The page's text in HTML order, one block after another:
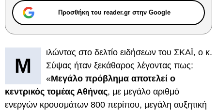
Προσθήκη του reader.gr στην Google
Μ
ιλώντας στο δελτίο ειδήσεων του ΣΚΑΪ, ο κ.
Σύψας ήταν ξεκάθαρος λέγοντας πως:
«Μεγάλο πρόβλημα αποτελεί ο
κεντρικός τομέας Αθήνας, με μεγάλο αριθμό
ενεργών κρουσμάτων 800 περίπου, μεγάλη αυξητική